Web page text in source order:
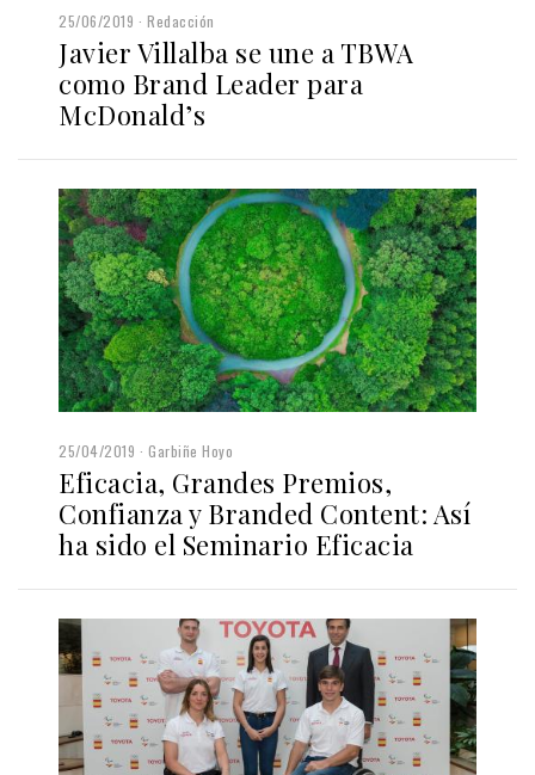
25/06/2019 Redacción
Javier Villalba se une a TBWA
como Brand Leader para
McDonald’s
25/04/2019 Garbiñe Hoyo
Eficacia, Grandes Premios,
Confianza y Branded Content: Así
ha sido el Seminario Eficacia